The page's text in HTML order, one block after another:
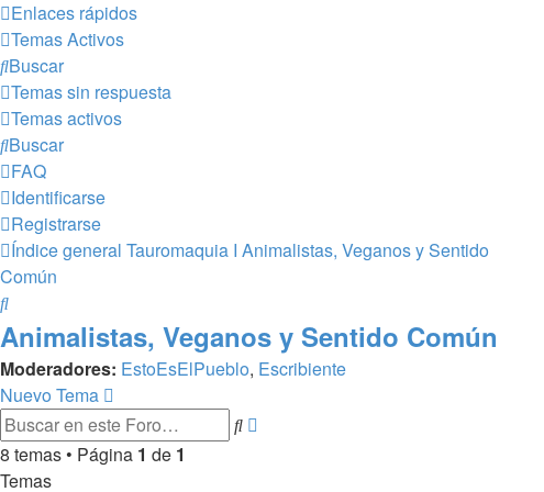
Enlaces rápidos
Temas Activos
Buscar
Temas sin respuesta
Temas activos
Buscar
FAQ
Identificarse
Registrarse
Índice general Tauromaquia I Animalistas, Veganos y Sentido
Común
Buscar
Animalistas, Veganos y Sentido Común
Moderadores: EstoEsElPueblo, Escribiente
Nuevo Tema
Buscar
8 temas • Página 1 de 1
Temas